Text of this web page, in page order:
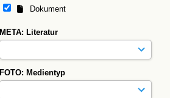
Dokument
META: Literatur
FOTO: Medientyp